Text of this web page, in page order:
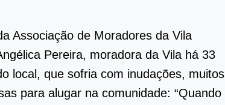
Associação de Moradores da Vila
Pereira, moradora da Vila há 33
local, que sofria com inudações, muitos
para alugar na comunidade: “Quando